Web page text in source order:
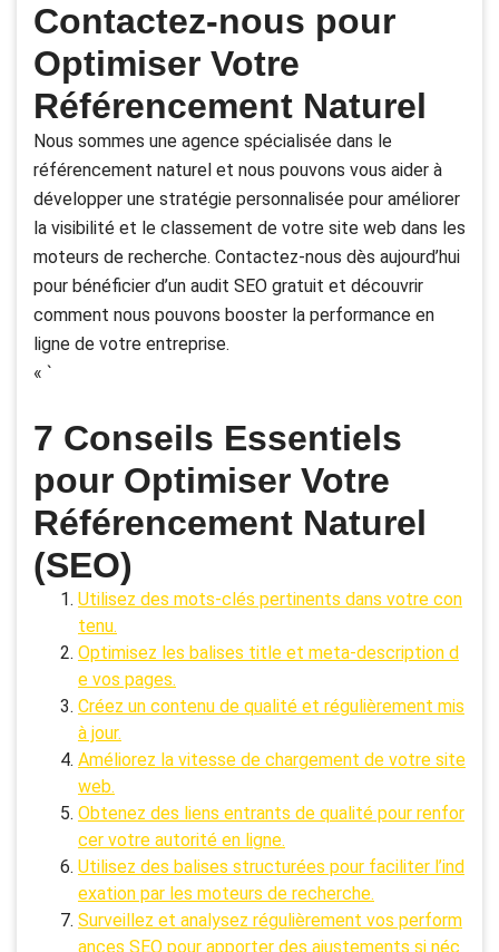
Contactez-nous pour
Optimiser Votre
Référencement Naturel
Nous sommes une agence spécialisée dans le
référencement naturel et nous pouvons vous aider à
développer une stratégie personnalisée pour améliorer
la visibilité et le classement de votre site web dans les
moteurs de recherche. Contactez-nous dès aujourd’hui
pour bénéficier d’un audit SEO gratuit et découvrir
comment nous pouvons booster la performance en
ligne de votre entreprise.
« `
7 Conseils Essentiels
pour Optimiser Votre
Référencement Naturel
(SEO)
Utilisez des mots-clés pertinents dans votre con
tenu.
Optimisez les balises title et meta-description d
e vos pages.
Créez un contenu de qualité et régulièrement mis
à jour.
Améliorez la vitesse de chargement de votre site
web.
Obtenez des liens entrants de qualité pour renfor
cer votre autorité en ligne.
Utilisez des balises structurées pour faciliter l’ind
exation par les moteurs de recherche.
Surveillez et analysez régulièrement vos perform
ances SEO pour apporter des ajustements si néc